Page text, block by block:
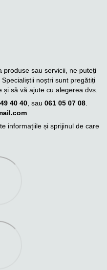
produse sau servicii, ne puteți
noștri sunt pregătiți
să vă ajute cu alegerea dvs.
40 40 , sau 061 05 07 08
informațiile și sprijinul de care